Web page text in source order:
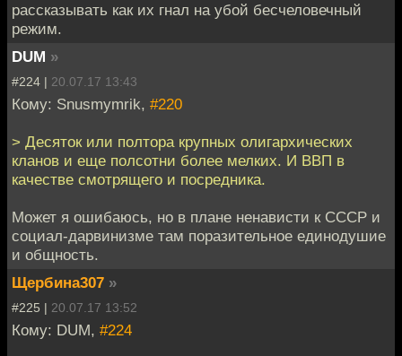
рассказывать как их гнал на убой бесчеловечный
режим.
DUM »
#224 | 20.07.17 13:43
Кому: Snusmymrik, #220
> Десяток или полтора крупных олигархических
кланов и еще полсотни более мелких. И ВВП в
качестве смотрящего и посредника.
Может я ошибаюсь, но в плане ненависти к СССР и
социал-дарвинизме там поразительное единодушие
и общность.
Щербина307 »
#225 | 20.07.17 13:52
Кому: DUM, #224